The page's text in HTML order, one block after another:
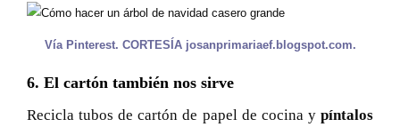
Vía Pinterest. CORTESÍA josanprimariaef.blogspot.com.
6. El cartón también nos sirve
Recicla tubos de cartón de papel de cocina y píntalos